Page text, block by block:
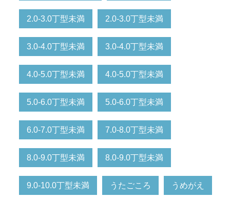
2.0-3.0丁型未満 2.0-3.0丁型未満
3.0-4.0丁型未満 3.0-4.0丁型未満
4.0-5.0丁型未満 4.0-5.0丁型未満
5.0-6.0丁型未満 5.0-6.0丁型未満
6.0-7.0丁型未満 7.0-8.0丁型未満
8.0-9.0丁型未満 8.0-9.0丁型未満
9.0-10.0丁型未満 うたごころ うめがえ